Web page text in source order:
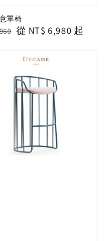
單椅
Sale
從 NT$ 6,980 起